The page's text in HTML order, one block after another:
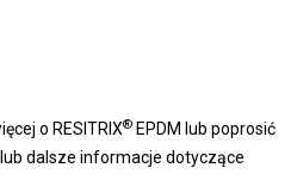
o RESITRIX® EPDM lub poprosić
dalsze informacje dotyczące